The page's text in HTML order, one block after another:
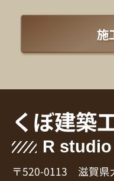
施
くぼ建築
R studio
〒520-0113 滋賀県